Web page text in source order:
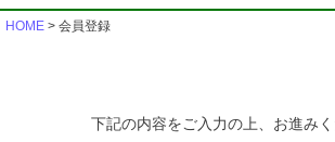
HOME 会員登録
下記の内容をご入力の上、お進みく